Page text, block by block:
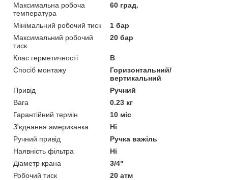
Максимальна робоча
температура
60 град.
Мінімальний робочий тиск
1 бар
Максимальний робочий
тиск
20 бар
Клас герметичності
В
Спосіб монтажу
Горизонтальний/
вертикальний
Привід
Ручний
Вага
0.23 кг
Гарантійний термін
10 міс
З'єднання американка
Ні
Ручний привід
Ручка важіль
Наявність фільтра
Ні
Діаметр крана
3/4"
Робочий тиск
20 атм